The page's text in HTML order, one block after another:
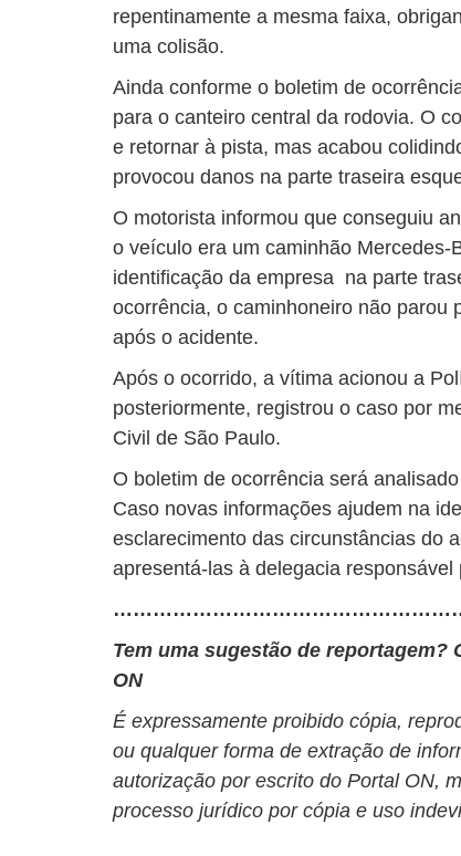
repentinamente a mesma faixa,
uma colisão.
Ainda conforme o boletim de
para o canteiro central da rodovia. O
e retornar à pista, mas acabou
provocou danos na parte traseira
O motorista informou que conseguiu
o veículo era um caminhão Mercedes-
identificação da empresa na parte
ocorrência, o caminhoneiro não parou
após o acidente.
Após o ocorrido, a vítima acionou a
posteriormente, registrou o caso por
Civil de São Paulo.
O boletim de ocorrência será
Caso novas informações ajudem na
esclarecimento das circunstâncias do
apresentá-las à delegacia responsável
Tem uma sugestão de reportagem?
ON
É expressamente proibido cópia,
ou qualquer forma de extração de
autorização por escrito do Portal ON,
processo jurídico por cópia e uso